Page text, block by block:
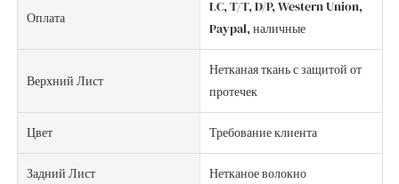
Оплата
LC, T/T, D/P, Western Union,
Paypal, наличные
Верхний Лист
Нетканая ткань с защитой от
протечек
Цвет Требование клиента
Задний Лист Нетканое волокно